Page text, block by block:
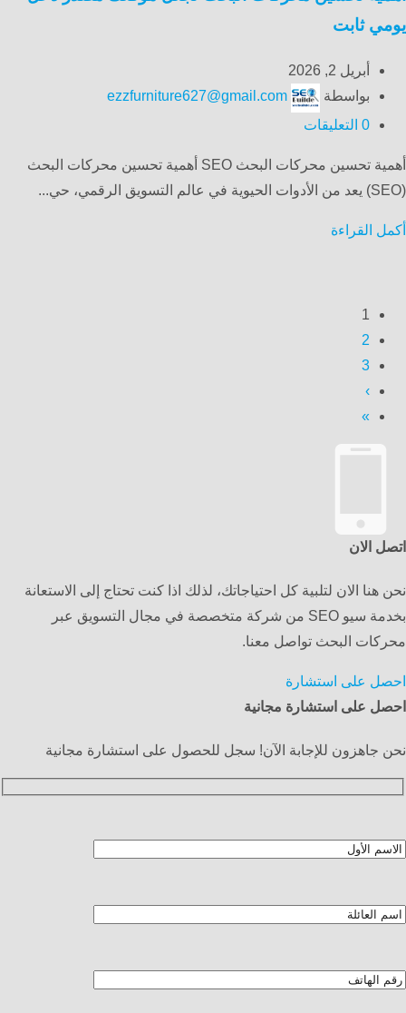
يومي ثابت
أبريل 2, 2026
بواسطة
ezzfurniture627@gmail.com
0 التعليقات
أهمية تحسين محركات البحث SEO أهمية تحسين محركات البحث
(SEO) يعد من الأدوات الحيوية في عالم التسويق الرقمي، حي...
أكمل القراءة
1
2
3
›
»
اتصل الان
نحن هنا الان لتلبية كل احتياجاتك، لذلك اذا كنت تحتاج إلى الاستعانة
بخدمة سيو SEO من شركة متخصصة في مجال التسويق عبر
محركات البحث تواصل معنا.
احصل على استشارة
احصل على استشارة مجانية
نحن جاهزون للإجابة الآن! سجل للحصول على استشارة مجانية